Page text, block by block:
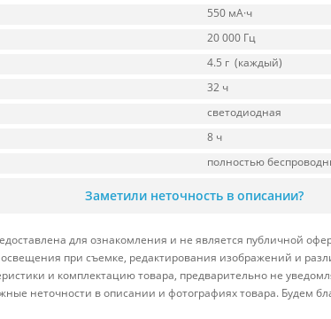
550 мА·ч
20 000 Гц
4.5 г (каждый)
32 ч
светодиодная
8 ч
полностью
Заметили неточность в описании?
для ознакомления и не является публичной
освещения при съемке, редактирования изображений и
и комплектацию товара, предварительно не
неточности в описании и фотографиях товара. Будем